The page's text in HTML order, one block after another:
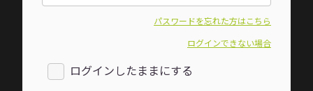
パスワードを忘れた方はこちら
ログインできない場合
ログインしたままにする